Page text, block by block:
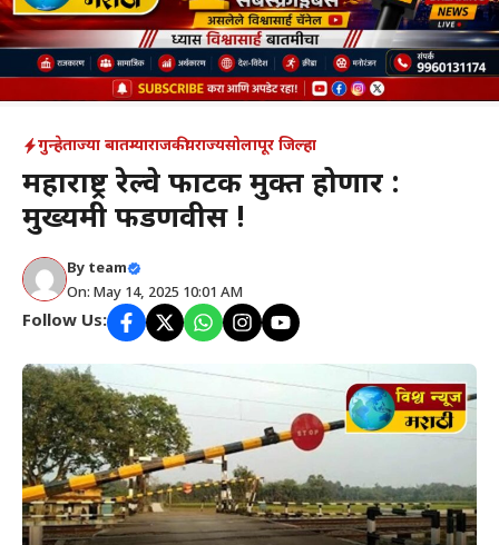
गुन्हेताज्या बातम्याराजकीयराज्यसोलापूर जिल्हा
महाराष्ट्र रेल्वे फाटक मुक्त होणार :
मुख्यमंत्री फडणवीस !
By team
On: May 14, 2025 10:01 AM
Follow Us: